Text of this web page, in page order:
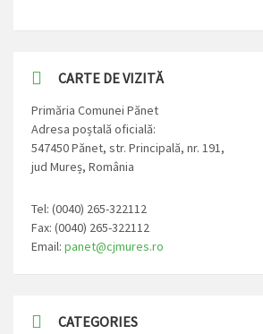
CARTE DE VIZITĂ
Primăria Comunei Pănet
Adresa poștală oficială:
547450 Pănet, str. Principală, nr. 191,
jud Mureș, România
Tel: (0040) 265-322112
Fax: (0040) 265-322112
Email: panet@cjmures.ro
CATEGORIES